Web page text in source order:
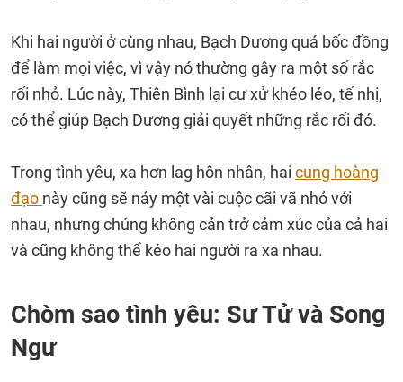
Khi hai người ở cùng nhau, Bạch Dương quá bốc đồng
để làm mọi việc, vì vậy nó thường gây ra một số rắc
rối nhỏ. Lúc này, Thiên Bình lại cư xử khéo léo, tế nhị,
có thể giúp Bạch Dương giải quyết những rắc rối đó.
Trong tình yêu, xa hơn lag hôn nhân, hai cung hoàng
đạo này cũng sẽ nảy một vài cuộc cãi vã nhỏ với
nhau, nhưng chúng không cản trở cảm xúc của cả hai
và cũng không thể kéo hai người ra xa nhau.
Chòm sao tình yêu: Sư Tử và Song
Ngư